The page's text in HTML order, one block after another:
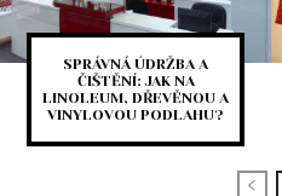
SPRÁVNÁ ÚDRŽBA A
ČIŠTĚNÍ: JAK NA
LINOLEUM, DŘEVĚNOU A
VINYLOVOU PODLAHU?